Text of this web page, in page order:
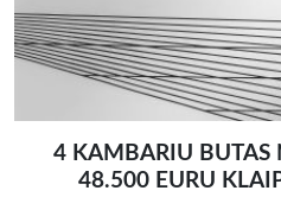
4 KAMBARIU BUTAS
48.500 EURU